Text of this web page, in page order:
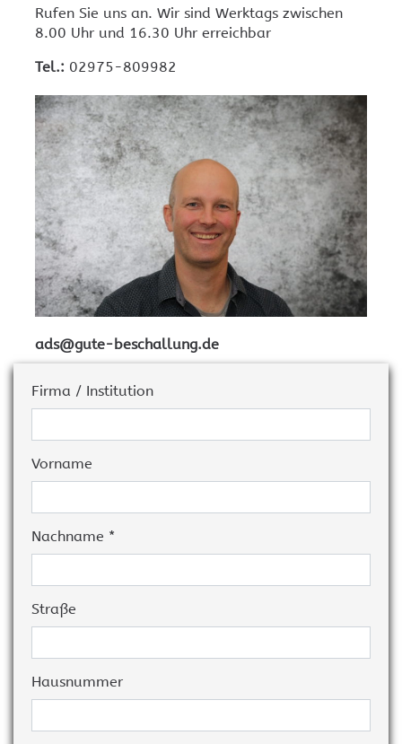
Rufen Sie uns an. Wir sind Werktags zwischen
8.00 Uhr und 16.30 Uhr erreichbar
Tel.: 02975-809982
ads@gute-beschallung.de
Firma / Institution
Vorname
Nachname *
Straße
Hausnummer